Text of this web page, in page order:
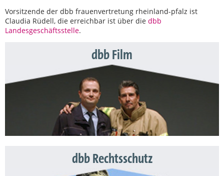
Vorsitzende der dbb frauenvertretung rheinland-pfalz ist
Claudia Rüdell, die erreichbar ist über die dbb
Landesgeschäftsstelle.
dbb Film
dbb Rechtsschutz